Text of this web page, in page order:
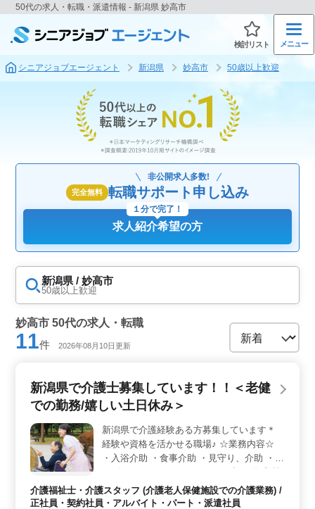
50代の求人・転職・派遣情報 - 新潟県 妙高市
検討リスト メニュー
シニアジョブエージェント 新潟県 妙高市 50歳以上歓迎
完全無料
非公開求人多数!
転職サポート申し込み
求人紹介希望の方
１分で完了！
新潟県 / 妙高市
50歳以上歓迎
妙高市 50代の求人・転職
11件 2026年08月10日更新
新潟県で介護士募集しています！！＜老健
での勤務/嬉しい土日休み＞
新潟県で介護経験ある方募集しています＊
経験や資格を活かせる職場♪ ☆業務内容☆
・入浴介助 ・食事介助 ・見守り、介助 ・リ
☆企業のポイント☆ ・年間休日118日 ・週
3〜勤務可能 メリハリをつけた働き方をした
介護福祉士・介護スタッフ (介護老人保健施設での介護業務) /
正社員・契約社員・アルバイト・パート・派遣社員